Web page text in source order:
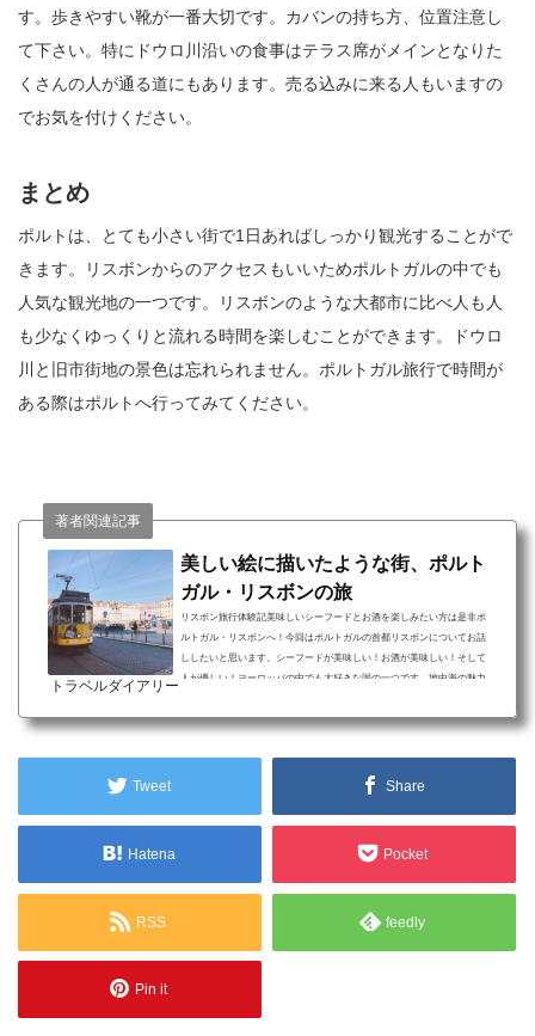
す。歩きやすい靴が一番大切です。カバンの持ち方、位置注意し
て下さい。特にドウロ川沿いの食事はテラス席がメインとなりた
くさんの人が通る道にもあります。売る込みに来る人もいますの
でお気を付けください。
まとめ
ポルトは、とても小さい街で1日あればしっかり観光することがで
きます。リスボンからのアクセスもいいためポルトガルの中でも
人気な観光地の一つです。リスボンのような大都市に比べ人も人
も少なくゆっくりと流れる時間を楽しむことができます。ドウロ
川と旧市街地の景色は忘れられません。ポルトガル旅行で時間が
ある際はポルトへ行ってみてください。
美しい絵に描いたような街、ポルト
ガル・リスボンの旅
リスボン旅行体験記美味しいシーフードとお酒を楽しみたい方は是非ポ
ルトガル・リスボンへ！今回はポルトガルの首都リスボンについてお話
ししたいと思います。シーフードが美味しい！お酒が美味しい！そして
人が優しい！ヨーロッパの中でも大好きな国の一つです。地中海の魅力
ニュメント 完成までに300年かかったジェロニモス修道院 ワインを片手
め、ポルトガルに行きました。日本からの直行便...
トラベルダイアリー
著者関連記事
Tweet Share
Hatena Pocket
RSS feedly
Pin it